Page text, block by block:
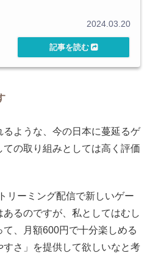
2024.03.20
ような、今の日本に蔓延るゲ
の取り組みとしては高く評価
リーミング配信で新しいゲー
るのですが、私としてはむし
、月額600円で十分楽しめる
さ」を提供して欲しいなと考